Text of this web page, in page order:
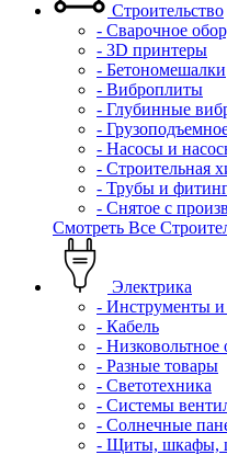
Строительство
- Сварочное
- 3D принтеры
- Бетономешалки
- Виброплиты
- Глубинные
-
- Насосы и
- Строительная
- Трубы и
- Снятое с
Смотреть Все
Электрика
- Инструменты
- Кабель
- Низковольтное
- Разные товары
- Светотехника
- Системы
- Солнечные
- Щиты, шкафы,